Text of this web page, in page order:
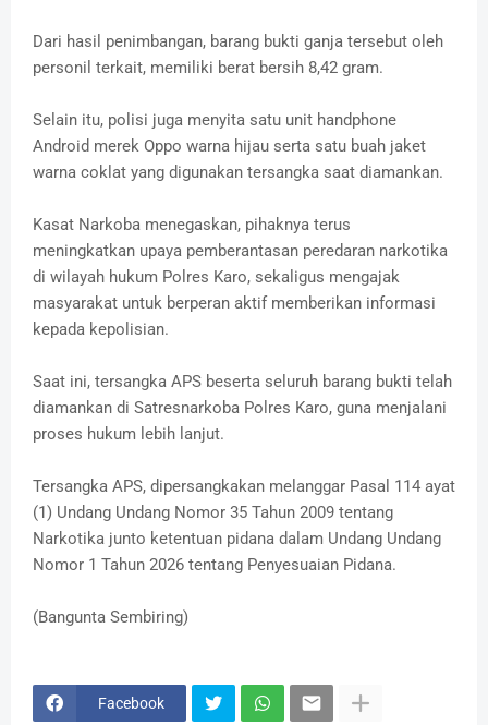
Dari hasil penimbangan, barang bukti ganja tersebut oleh
personil terkait, memiliki berat bersih 8,42 gram.
Selain itu, polisi juga menyita satu unit handphone
Android merek Oppo warna hijau serta satu buah jaket
warna coklat yang digunakan tersangka saat diamankan.
Kasat Narkoba menegaskan, pihaknya terus
meningkatkan upaya pemberantasan peredaran narkotika
di wilayah hukum Polres Karo, sekaligus mengajak
masyarakat untuk berperan aktif memberikan informasi
kepada kepolisian.
Saat ini, tersangka APS beserta seluruh barang bukti telah
diamankan di Satresnarkoba Polres Karo, guna menjalani
proses hukum lebih lanjut.
Tersangka APS, dipersangkakan melanggar Pasal 114 ayat
(1) Undang Undang Nomor 35 Tahun 2009 tentang
Narkotika junto ketentuan pidana dalam Undang Undang
Nomor 1 Tahun 2026 tentang Penyesuaian Pidana.
(Bangunta Sembiring)
Facebook